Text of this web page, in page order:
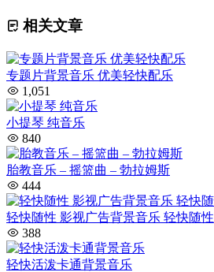
相关文章
专题片背景音乐 优美轻快配乐
1,051
小提琴 纯音乐
840
胎教音乐 – 摇篮曲 – 勃拉姆斯
444
轻快随性 影视广告背景音乐 轻快随性
388
轻快活泼卡通背景音乐